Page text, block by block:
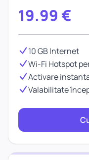
19.99 €
10 GB Internet
Wi-Fi Hotspot
Activare
Valabilitate